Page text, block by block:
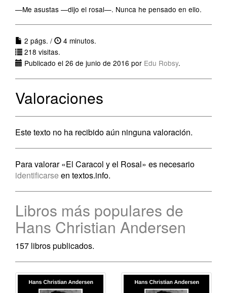
—Me asustas —dijo el rosal—. Nunca he pensado en ello.
2 págs. /
4 minutos.
218 visitas.
Publicado el 26 de junio de 2016 por Edu Robsy.
Valoraciones
Este texto no ha recibido aún ninguna valoración.
Para valorar «El Caracol y el Rosal» es necesario
identificarse en textos.info.
Libros más populares de
Hans Christian Andersen
157 libros publicados.